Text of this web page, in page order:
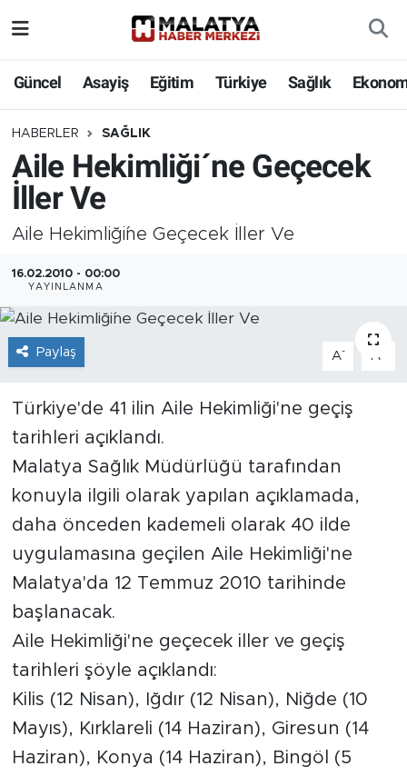
Güncel Asayiş Eğitim Türkiye Sağlık
HABERLER SAĞLIK
Aile Hekimliği´ne Geçecek
İller Ve
Aile Hekimliği´ne Geçecek İller Ve
16.02.2010 - 00:00
YAYINLANMA
Paylaş A- A
Türkiye'de 41 ilin Aile Hekimliği'ne geçiş
tarihleri açıklandı.
Malatya Sağlık Müdürlüğü tarafından
konuyla ilgili olarak yapılan açıklamada,
daha önceden kademeli olarak 40 ilde
uygulamasına geçilen Aile Hekimliği'ne
Malatya'da 12 Temmuz 2010 tarihinde
başlanacak.
Aile Hekimliği'ne geçecek iller ve geçiş
tarihleri şöyle açıklandı:
Kilis (12 Nisan), Iğdır (12 Nisan), Niğde (10
Mayıs), Kırklareli (14 Haziran), Giresun (14
Haziran), Konya (14 Haziran), Bingöl (5
Eğitim
Türkiye
Sağlık
Kültür
İş İlanları
Dünya
Spor
Yazıhan
Yeşilyurt
Akçadağ
Doğanyol